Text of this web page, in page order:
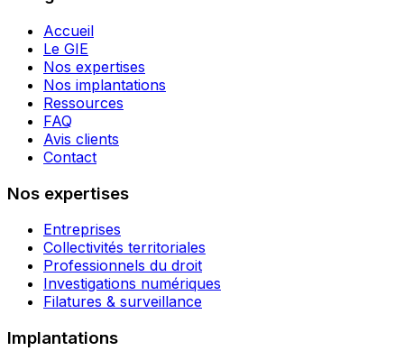
Accueil
Le GIE
Nos expertises
Nos implantations
Ressources
FAQ
Avis clients
Contact
Nos expertises
Entreprises
Collectivités territoriales
Professionnels du droit
Investigations numériques
Filatures & surveillance
Implantations